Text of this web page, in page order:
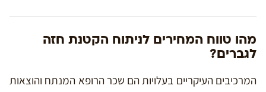
מהו טווח המחירים לניתוח הקטנת חזה
לגברים?
המרכיבים העיקריים בעלויות הם שכר הרופא המנתח והוצאות